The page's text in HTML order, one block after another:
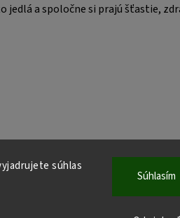
súhlas
Súhlasím
a spoločne si prajú šťastie,